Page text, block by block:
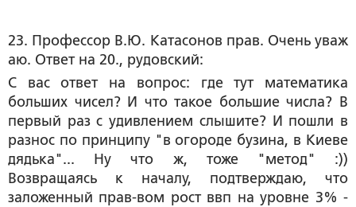
23. Профессор В.Ю. Катасонов прав. Очень уваж
аю. Ответ на 20., рудовский:
C вас ответ на вопрос: где тут математика
больших чисел? И что такое большие числа? В
первый раз с удивлением слышите? И пошли в
разнос по принципу "в огороде бузина, в Киеве
дядька"... Ну что ж, тоже "метод" :))
Возвращаясь к началу, подтверждаю, что
заложенный прав-вом рост ввп на уровне 3% -